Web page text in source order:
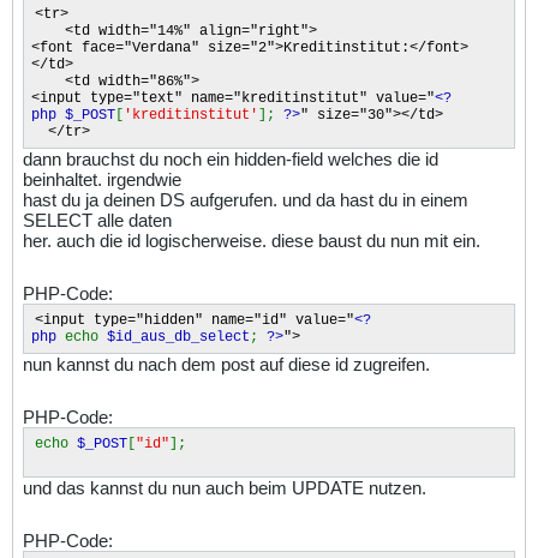
<tr>
<td width="14%" align="right">
<font face="Verdana" size="2">Kreditinstitut:</font>
</td>
<td width="86%">
<input type="text" name="kreditinstitut" value="<?
php $_POST
'kreditinstitut' ]; ?>" size="30"></td>
</tr>
dann brauchst du noch ein hidden-field welches die id
beinhaltet. irgendwie
hast du ja deinen DS aufgerufen. und da hast du in einem
SELECT alle daten
her. auch die id logischerweise. diese baust du nun mit ein.
PHP-Code:
<input type="hidden" name="id" value="<?
php echo $id_aus_db_select ; ?>">
nun kannst du nach dem post auf diese id zugreifen.
PHP-Code:
echo $_POST "id" ];
und das kannst du nun auch beim UPDATE nutzen.
PHP-Code: